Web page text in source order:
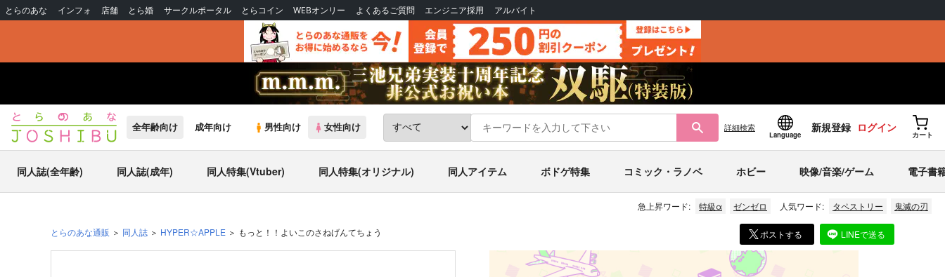
とらのあな インフォ 店舗 とら婚 サークルポータル とらコイン WEBオンリー よくあるご質問 エンジニア採用 アルバイト
全年齢向け 成年向け 男性向け 女性向け 詳細検索
Language
新規登録 ログイン
カート
同人誌(全年齢) 同人誌(成年) 同人特集(Vtuber) 同人特集(オリジナル) 同人アイテム ボドゲ特集 コミック・ラノベ ホビー 映像/音楽/ゲーム 電子書
急上昇ワード: 特級α ゼンゼロ 人気ワード: タペストリー 鬼滅の刃
とらのあな通販 同人誌 HYPER☆APPLE もっと！！よいこのさねげんてちょう ポストする LINEで送る